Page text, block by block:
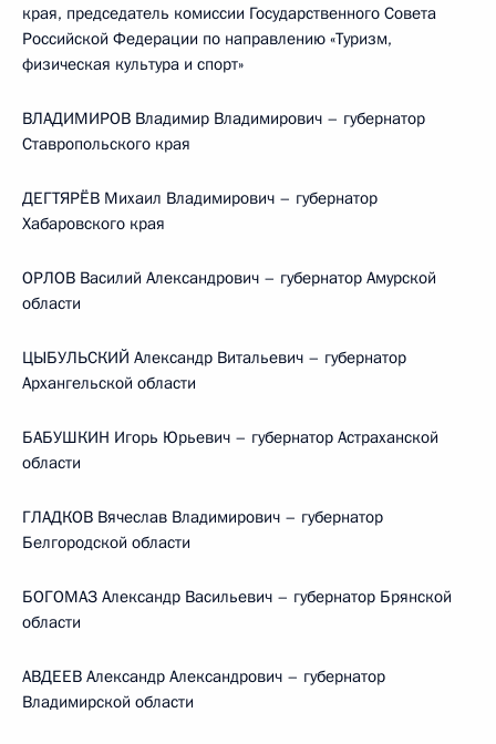
края, председатель комиссии Государственного Совета
Российской Федерации по направлению «Туризм,
физическая культура и спорт»
ВЛАДИМИРОВ Владимир Владимирович – губернатор
Ставропольского края
ДЕГТЯРЁВ Михаил Владимирович – губернатор
Хабаровского края
ОРЛОВ Василий Александрович – губернатор Амурской
области
ЦЫБУЛЬСКИЙ Александр Витальевич – губернатор
Архангельской области
БАБУШКИН Игорь Юрьевич – губернатор Астраханской
области
ГЛАДКОВ Вячеслав Владимирович – губернатор
Белгородской области
БОГОМАЗ Александр Васильевич – губернатор Брянской
области
АВДЕЕВ Александр Александрович – губернатор
Владимирской области